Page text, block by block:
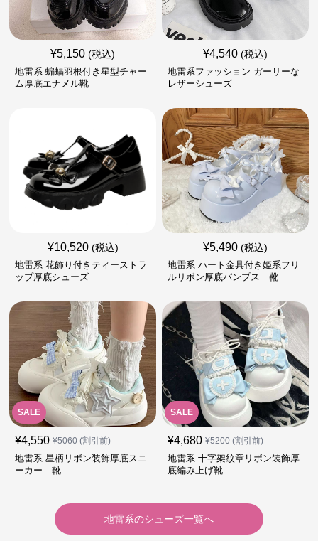
¥5,150 (税込)
地雷系 蝙蝠羽根付き星型チャー
ム厚底エナメル靴
¥4,540 (税込)
地雷系ファッション ガーリーな
レザーシューズ
¥10,520 (税込)
地雷系 花飾り付きティーストラ
ップ厚底シューズ
¥5,490 (税込)
地雷系 ハート金具付き姫系フリ
ルリボン厚底パンプス 靴
SALE
¥4,550 ¥5060(割引前)
地雷系 星柄リボン装飾厚底スニ
ーカー 靴
SALE
¥4,680 ¥5200(割引前)
地雷系 十字架紋章リボン装飾厚
底編み上げ靴
地雷系のシューズ一覧へ